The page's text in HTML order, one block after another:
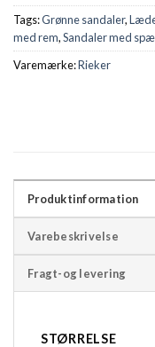
Tags:Grønne sandaler,
med rem,Sandaler med
Varemærke:Rieker
Produktinformation
Varebeskrivelse
Fragt-og levering
STØRRELSE